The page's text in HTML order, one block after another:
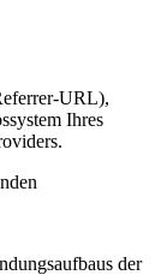
URL),
Ihres
der